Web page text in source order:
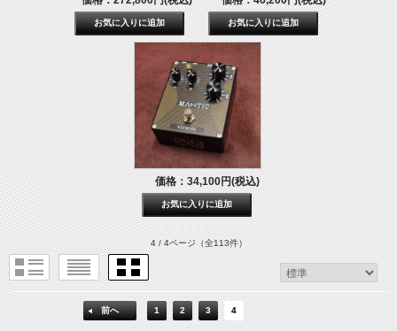
価格：34,100円(税込)
4 / 4ページ（全113件）
前へ 1 2 3 4